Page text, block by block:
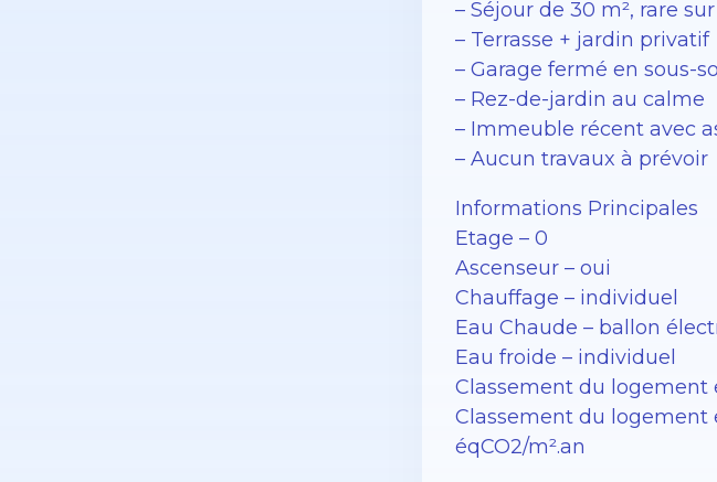
– Séjour de 30 m², rare
– Terrasse + jardin privatif
– Garage fermé en sous-
– Rez-de-jardin au calme
– Immeuble récent avec
– Aucun travaux à prévoir
Informations Principales
Etage – 0
Ascenseur – oui
Chauffage – individuel
Eau Chaude – ballon
Eau froide – individuel
Classement du logement
Classement du logement
éqCO2/m².an